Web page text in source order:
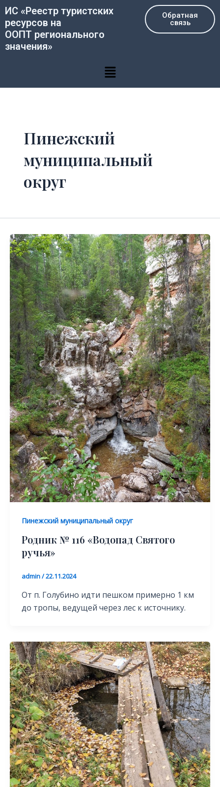
Перейти
содержимому
ИС «Реестр туристских
ресурсов на
ООПТ регионального
значения»
Обратная
связь
Меню
Пинежский
муниципальный
округ
Пинежский муниципальный округ
Родник № 116 «Водопад Святого
ручья»
admin/22.11.2024
От п. Голубино идти пешком примерно 1 км
до тропы, ведущей через лес к источнику.